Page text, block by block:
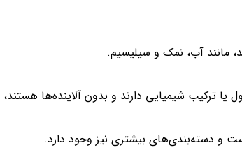
و دسته‌بندی‌های بیشتری نیز وجود دارد.